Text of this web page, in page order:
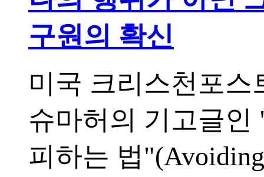
구원의 확신
미국 크리스천포스
슈마허의 기고글
피하는 법